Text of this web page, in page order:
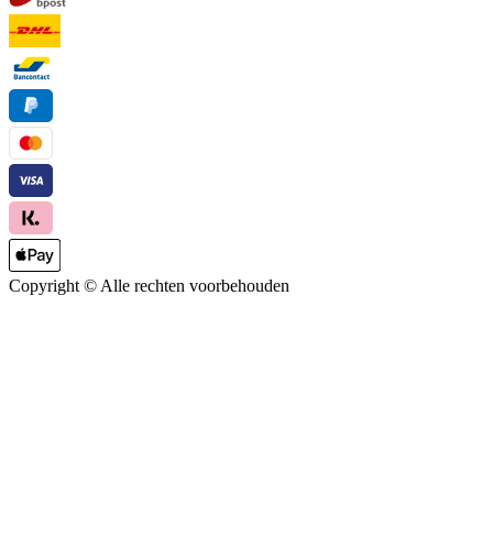
Copyright © Alle rechten voorbehouden